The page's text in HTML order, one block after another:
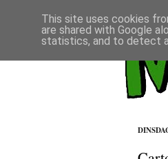
This site uses cookies
are shared with Google
statistics, and to detect